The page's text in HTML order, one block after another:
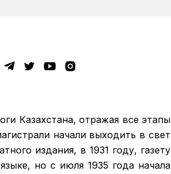
Казахстана, отражая все этапы
начали выходить в свет
издания, в 1931 году, газету
но с июля 1935 года начала